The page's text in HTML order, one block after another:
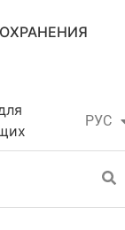
РУС
ҚАЗ